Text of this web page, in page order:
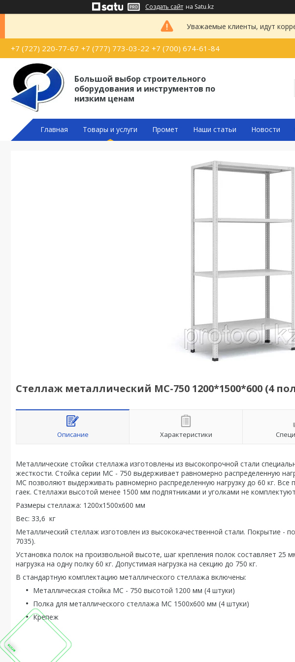
Создать сайт на Satu.kz
Уважаемые клиенты, идут
+7 (727) 220-77-67 +7 (777) 773-03-22 +7 (700) 674-61-84
Большой выбор строительного
оборудования и инструментов по
низким ценам
Главная Товары и услуги Промет Наши статьи Новости
Стеллаж металлический МС-750 1200*1500*600 (4
Описание Характеристики
Металлические стойки стеллажа изготовлены из высокопрочной стали
жесткости. Стойка серии МС - 750 выдерживает равномерно распределенную
МС позволяют выдерживать равномерно распределенную нагрузку до 60 кг. Все
гаек. Стеллажи высотой менее 1500 мм подпятниками и уголками не
Размеры стеллажа: 1200х1500х600 мм
Вес: 33,6 кг
Металлический стеллаж изготовлен из высококачественной стали. Покрытие -
7035).
Установка полок на произвольной высоте, шаг крепления полок составляет 25
нагрузка на одну полку 60 кг. Допустимая нагрузка на секцию до 750 кг.
В стандартную комплектацию металлического стеллажа включены:
Металлическая стойка МС - 750 высотой 1200 мм (4 штуки)
Полка для металлического стеллажа МС 1500х600 мм (4 штуки)
Крепеж